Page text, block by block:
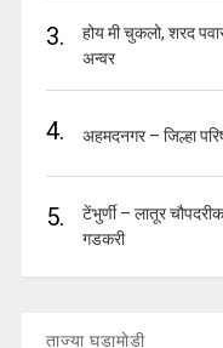
3.
होय मी चुकलो, शरद
अन्वर
4. अहमदनगर – जिल्हा
5.
टेंभुर्णी – लातूर
गडकरी
ताज्या घडामोडी